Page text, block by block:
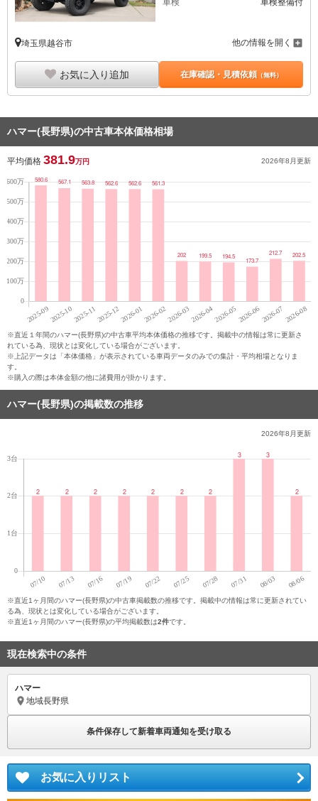
車検
車検整備付
埼玉県越谷市 他の情報を開く
お気に入り追加 在庫確認・見積依頼（無料）
ハマー(長野県)の中古車本体価格相場
平均価格 381.9万円 2026年8月更新
※直近１年間のハマー(長野県)の中古車平均本体価格の推移です。掲載中の情報は常に更新さ
れている為、現状とは変化している場合がございます。
※上記データは「本体価格」が表示されている車両データのみでの集計・平均相場となりま
す。
※購入の際は本体金額の他に諸費用が掛かります。
ハマー(長野県)の掲載数の推移
2026年8月更新
※直近1ヶ月間のハマー(長野県)の中古車掲載数の推移です。掲載中の情報は常に更新されてい
る為、現状とは変化している場合がございます。
※直近1ヶ月間のハマー(長野県)の平均掲載数は2件です。
現在検索中の条件
ハマー
地域長野県
条件保存して新着車両通知を受け取る
お気に入りリスト